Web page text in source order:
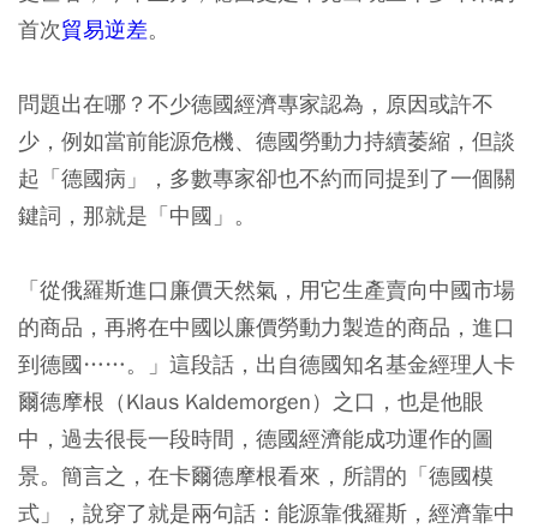
首次貿易逆差。
問題出在哪？不少德國經濟專家認為，原因或許不
少，例如當前能源危機、德國勞動力持續萎縮，但談
起「德國病」，多數專家卻也不約而同提到了一個關
鍵詞，那就是「中國」。
「從俄羅斯進口廉價天然氣，用它生產賣向中國市場
的商品，再將在中國以廉價勞動力製造的商品，進口
到德國……。」這段話，出自德國知名基金經理人卡
爾德摩根（Klaus Kaldemorgen）之口，也是他眼
中，過去很長一段時間，德國經濟能成功運作的圖
景。簡言之，在卡爾德摩根看來，所謂的「德國模
式」，說穿了就是兩句話：能源靠俄羅斯，經濟靠中